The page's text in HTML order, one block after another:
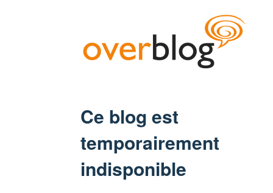
Ce blog est
temporairement
indisponible